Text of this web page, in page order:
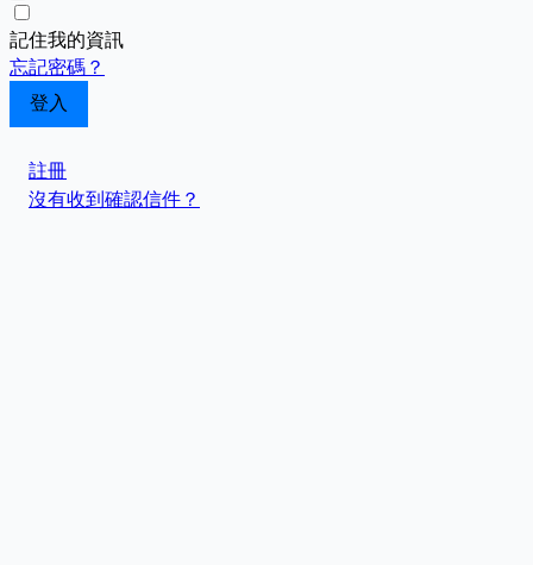
記住我的資訊
忘記密碼？
註冊
沒有收到確認信件？